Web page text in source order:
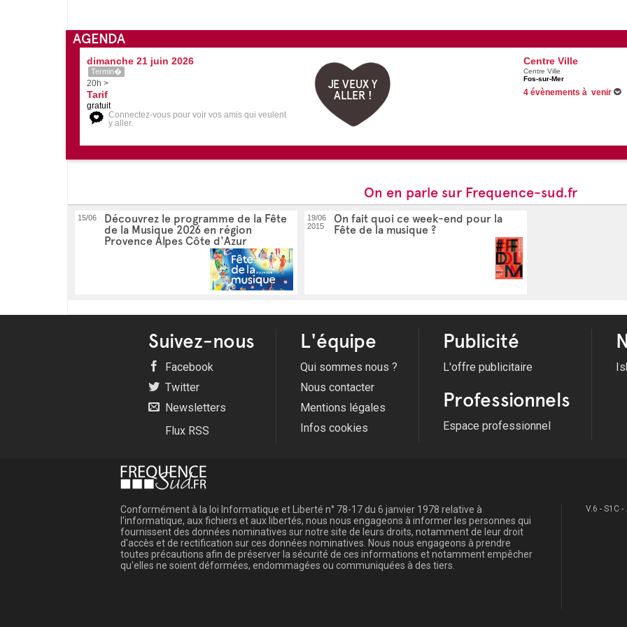
AGENDA
dimanche 21 juin 2026
Termin�
20h >
Tarif
gratuit
Connectez-vous pour voir vos amis qui veulent
y aller.
JE VEUX Y
ALLER !
Centre Ville
Centre Ville
Fos-sur-Mer
4 évènements à venir
On en parle sur Frequence-sud.fr
15/06
Découvrez le programme de la Fête
de la Musique 2026 en région
Provence Alpes Côte d'Azur
19/06
2015
On fait quoi ce week-end pour la
Fête de la musique ?
Suivez-nous
Facebook
Twitter
Newsletters
Flux RSS
L'équipe
Qui sommes nous ?
Nous contacter
Mentions légales
Infos cookies
Publicité
L'offre publicitaire
Professionnels
Espace professionnel
Conformément à la loi Informatique et Liberté n° 78-17 du 6 janvier 1978 relative à
l'informatique, aux fichiers et aux libertés, nous nous engageons à informer les personnes qui
fournissent des données nominatives sur notre site de leurs droits, notamment de leur droit
d'accès et de rectification sur ces données nominatives. Nous nous engageons à prendre
toutes précautions afin de préserver la sécurité de ces informations et notamment empêcher
qu'elles ne soient déformées, endommagées ou communiquées à des tiers.
V.6 - S1C